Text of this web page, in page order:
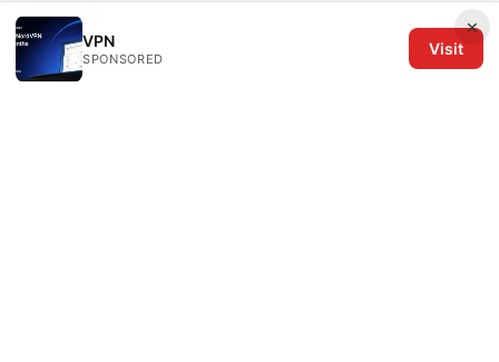
终极指南
Sources:
×
VPN
SPONSORED
Visit